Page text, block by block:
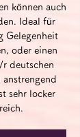
können auch
Ideal für
Gelegenheit
oder einen
deutschen
sehr locker